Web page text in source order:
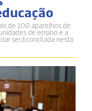
de 100 aparelhos de
de ensino e a
será concluída nesta